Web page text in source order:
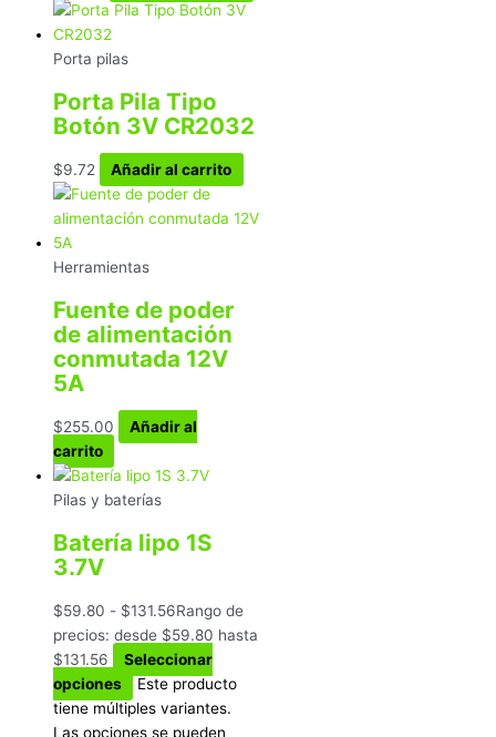
Porta pilas
Porta Pila Tipo
Botón 3V CR2032
$9.72 Añadir al carrito
Herramientas
Fuente de poder
de alimentación
conmutada 12V
5A
$255.00
Añadir al
carrito
Pilas y baterías
Batería lipo 1S
3.7V
$59.80 - $131.56Rango de
precios: desde $59.80 hasta
$131.56
Seleccionar
opciones
Este producto
tiene múltiples variantes.
Las opciones se pueden